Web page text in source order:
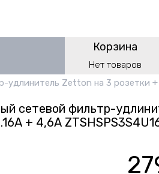
Корзина
Нет товаров
удлинитель Zetton на 3 розетки +
сетевой фильтр-
+ 4,6А